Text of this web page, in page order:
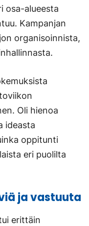
osa-alueesta
Kampanjan
organisoinnista,
Oli hienoa
ideasta
oppitunti
eri puolilta
ja vastuuta
erittäin